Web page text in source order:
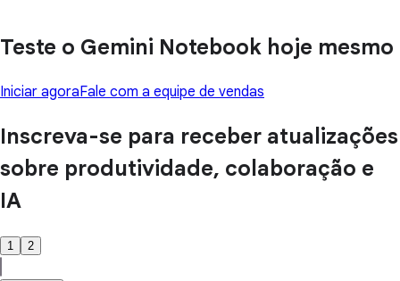
Teste o Gemini Notebook hoje mesmo
Iniciar agoraFale com a equipe de vendas
Inscreva-se para receber atualizações
sobre produtividade, colaboração e
IA
1 2